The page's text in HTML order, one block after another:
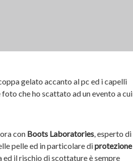
gelato accanto al pc ed i capelli
che ho scattato ad un evento a cui
con Boots Laboratories, esperto di
pelle ed in particolare diprotezione
ed il rischio di scottature è sempre